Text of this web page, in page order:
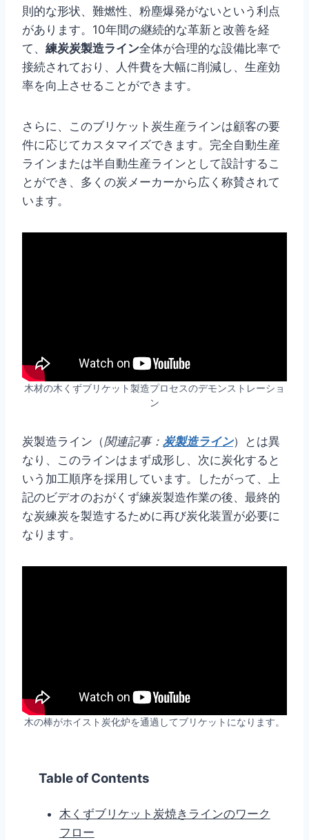
則的な形状、難燃性、粉塵爆発がないという利点
があります。10年間の継続的な革新と改善を経
て、 練炭炭製造ライン全体が合理的な設備比率で
接続されており、人件費を大幅に削減し、生産効
率を向上させることができます。
さらに、このブリケット炭生産ラインは顧客の要
件に応じてカスタマイズできます。完全自動生産
ラインまたは半自動生産ラインとして設計するこ
とができ、多くの炭メーカーから広く称賛されて
います。
木材の木くずブリケット製造プロセスのデモンストレーショ
ン
炭製造ライン（関連記事： 炭製造ライン）とは異
なり、このラインはまず成形し、次に炭化すると
いう加工順序を採用しています。したがって、上
記のビデオのおがくず練炭製造作業の後、最終的
な炭練炭を製造するために再び炭化装置が必要に
なります。
木の棒がホイスト炭化炉を通過してブリケットになります。
Table of Contents
木くずブリケット炭焼きラインのワーク
フロー